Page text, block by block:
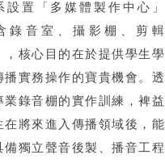
設置「多媒體製作中心」
錄音室、攝影棚、剪輯
，核心目的在於提供學生學
播實務操作的寶貴機會。透
業錄音棚的實作訓練，裨益
在將來進入傳播領域後，能
備獨立聲音後製、播音工程